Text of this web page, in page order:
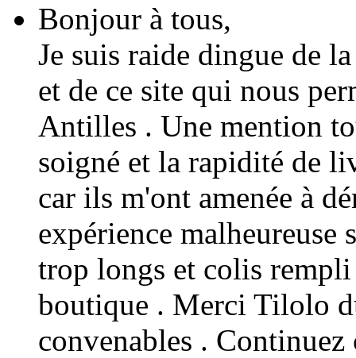
Bonjour à tous,
Je suis raide dingue de
et de ce site qui nous
Antilles . Une mention
soigné et la rapidité de
car ils m'ont amenée à
expérience
trop longs et colis
boutique . Merci Tilolo
convenables . Continuez